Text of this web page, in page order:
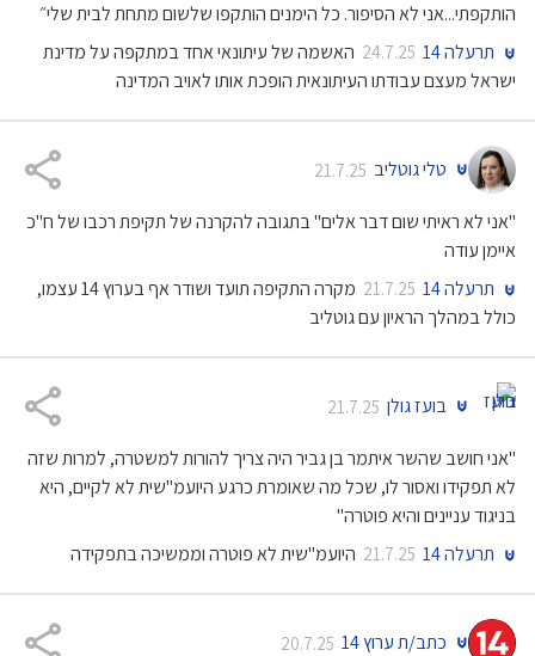
הותקפתי...אני לא הסיפור. כל הימנים הותקפו שלשום מתחת לבית שלי״
תרעלה 14
24.7.25 האשמה של עיתונאי אחד במתקפה על מדינת
ישראל מעצם עבודתו העיתונאית הופכת אותו לאויב המדינה
טלי גוטליב 21.7.25
"אני לא ראיתי שום דבר אלים" בתגובה להקרנה של תקיפת רכבו של ח"כ
איימן עודה
תרעלה 14
21.7.25
מקרה התקיפה תועד ושודר אף בערוץ 14 עצמו,
כולל במהלך הראיון עם גוטליב
בועז גולן 21.7.25
"אני חושב שהשר איתמר בן גביר היה צריך להורות למשטרה, למרות שזה
לא תפקידו ואסור לו, שכל מה שאומרת כרגע היועמ"שית לא לקיים, היא
בניגוד עניינים והיא פוטרה"
תרעלה 14
21.7.25 היועמ"שית לא פוטרה וממשיכה בתפקידה
כתב/ת ערוץ 14 20.7.25